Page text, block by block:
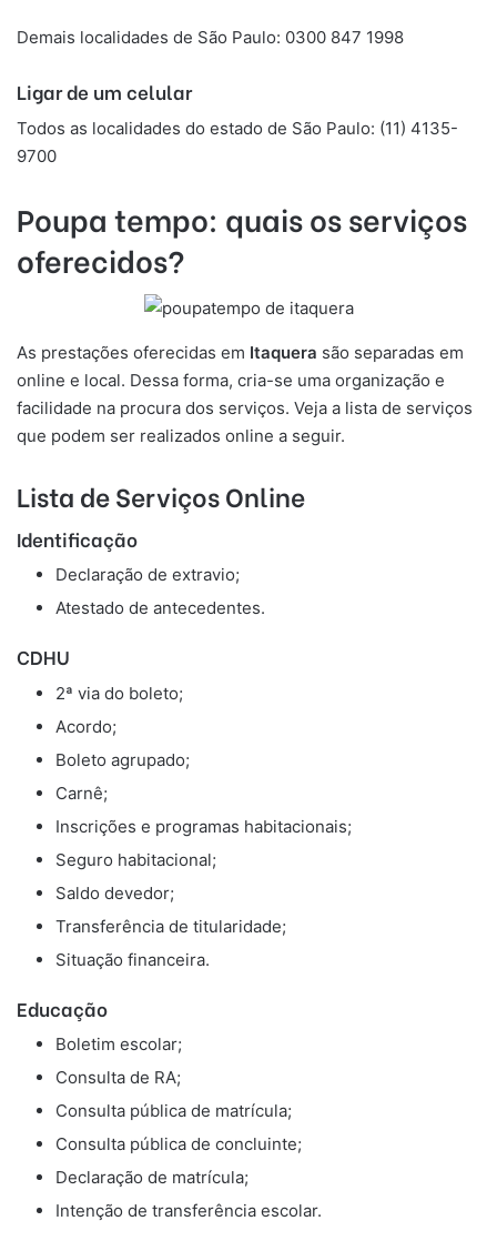
Demais localidades de São Paulo: 0300 847 1998
Ligar de um celular
Todos as localidades do estado de São Paulo: (11) 4135-
9700
Poupa tempo: quais os serviços
oferecidos?
As prestações oferecidas em Itaquera são separadas em
online e local. Dessa forma, cria-se uma organização e
facilidade na procura dos serviços. Veja a lista de serviços
que podem ser realizados online a seguir.
Lista de Serviços Online
Identificação
Declaração de extravio;
Atestado de antecedentes.
CDHU
2ª via do boleto;
Acordo;
Boleto agrupado;
Carnê;
Inscrições e programas habitacionais;
Seguro habitacional;
Saldo devedor;
Transferência de titularidade;
Situação financeira.
Educação
Boletim escolar;
Consulta de RA;
Consulta pública de matrícula;
Consulta pública de concluinte;
Declaração de matrícula;
Intenção de transferência escolar.